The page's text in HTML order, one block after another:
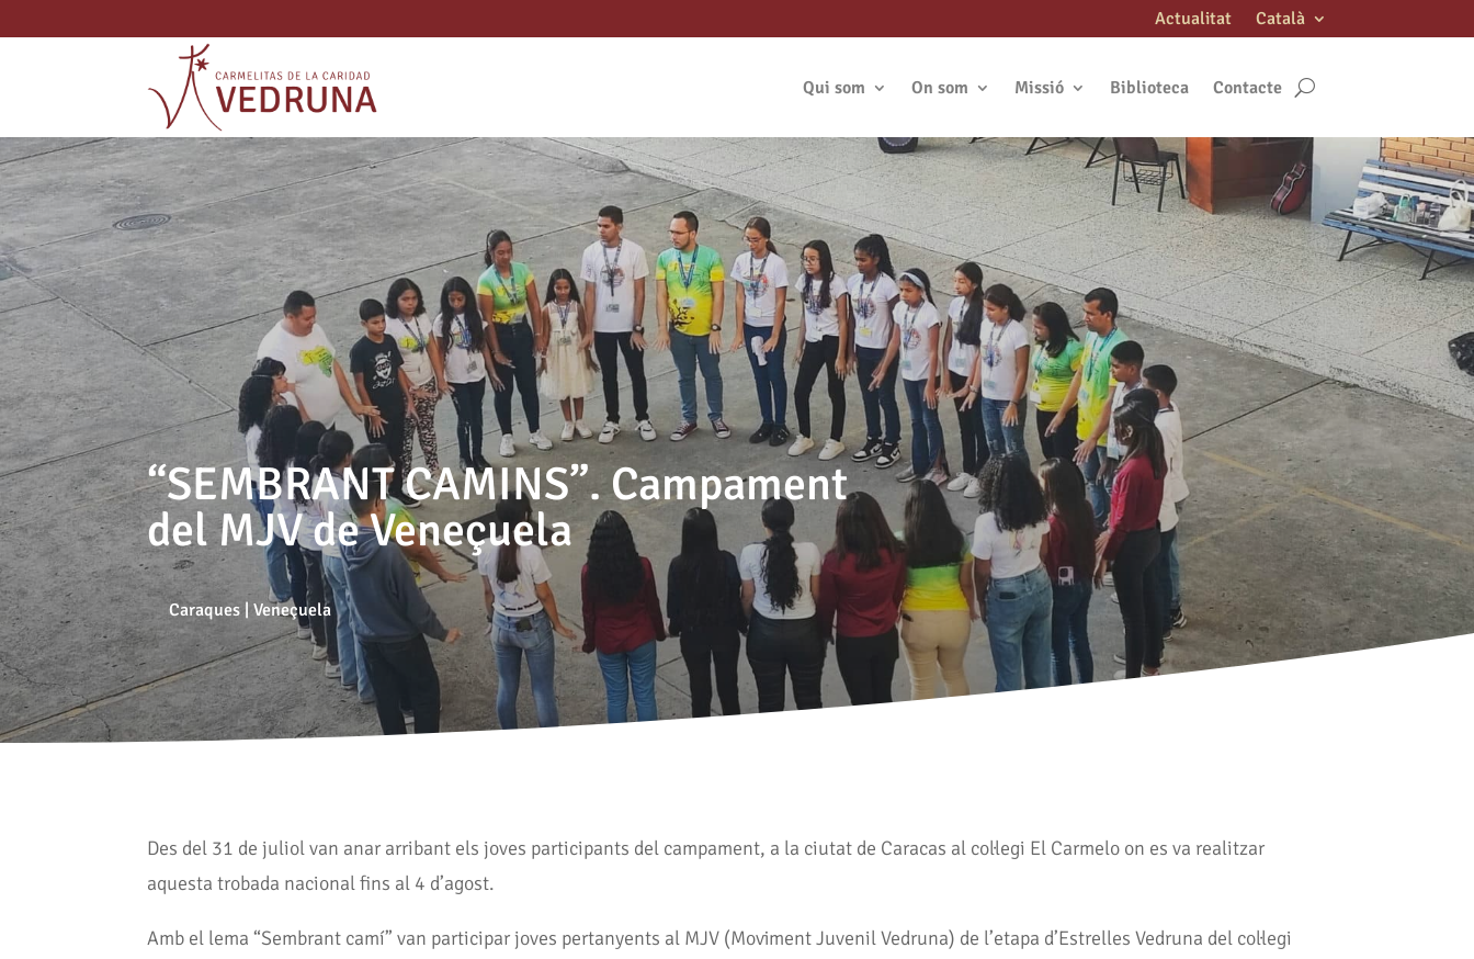
Actualitat Català
Qui som On som Missió Biblioteca Contacte
“SEMBRANT CAMINS”. Campament
del MJV de Veneçuela
Caraques |Veneçuela
Des del 31 de juliol van anar arribant els joves participants del campament, a la ciutat de Caracas al col·legi El Carmelo on es va realitzar
aquesta trobada nacional fins al 4 d’agost.
Amb el lema “Sembrant camí” van participar joves pertanyents al MJV (Moviment Juvenil Vedruna) de l’etapa d’Estrelles Vedruna del col·legi